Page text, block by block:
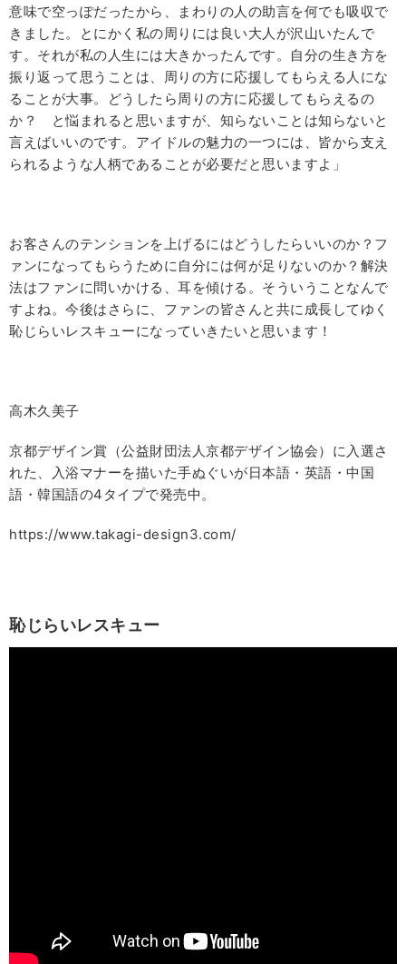
意味で空っぽだったから、まわりの人の助言を何でも吸収で
きました。とにかく私の周りには良い大人が沢山いたんで
す。それが私の人生には大きかったんです。自分の生き方を
振り返って思うことは、周りの方に応援してもらえる人にな
ることが大事。どうしたら周りの方に応援してもらえるの
か？ と悩まれると思いますが、知らないことは知らないと
言えばいいのです。アイドルの魅力の一つには、皆から支え
られるような人柄であることが必要だと思いますよ」
お客さんのテンションを上げるにはどうしたらいいのか？フ
ァンになってもらうために自分には何が足りないのか？解決
法はファンに問いかける、耳を傾ける。そういうことなんで
すよね。今後はさらに、ファンの皆さんと共に成長してゆく
恥じらいレスキューになっていきたいと思います！
高木久美子
京都デザイン賞（公益財団法人京都デザイン協会）に入選さ
れた、入浴マナーを描いた手ぬぐいが日本語・英語・中国
語・韓国語の4 タイプで発売中。
https://www.takagi-design3.com/
恥じらいレスキュー